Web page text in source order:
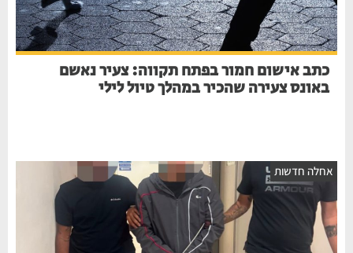
כתב אישום חמור בפתח תקווה: צעיר נאשם
באונס צעירה שהכיר במהלך טיול לילי
אחלה חדשות